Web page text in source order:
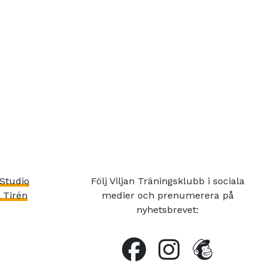
Tirén
Följ Viljan Träningsklubb i sociala
medier och prenumerera på
nyhetsbrevet: